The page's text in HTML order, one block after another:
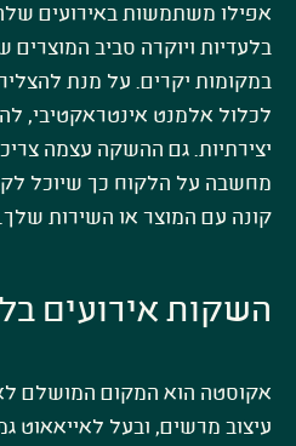
אפילו משתמשות באירועים
בלעדיות ויוקרה סביב המוצרים
במקומות יקרים. על מנת
לכלול אלמנט אינטראקטיבי,
יצירתיות. גם ההשקה עצמה
מחשבה על הלקוח כך שיוכל
קונה עם המוצר או השירות שלך.
השקות אירועים
אקוסטה הוא המקום המושלם
עיצוב מרשים, ובעל